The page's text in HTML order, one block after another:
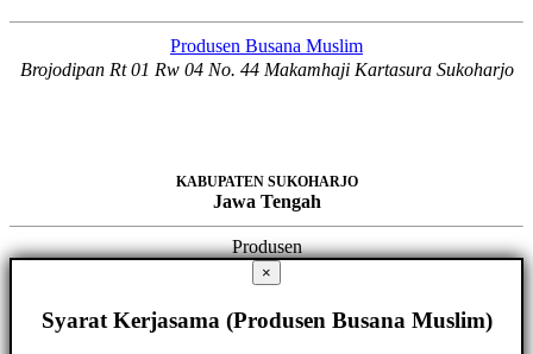
Produsen Busana Muslim
Brojodipan Rt 01 Rw 04 No. 44 Makamhaji Kartasura Sukoharjo
KABUPATEN SUKOHARJO
Jawa Tengah
Produsen
×
Syarat Kerjasama (Produsen Busana Muslim)